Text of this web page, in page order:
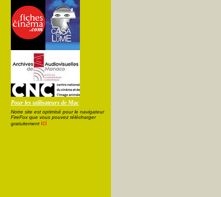
Pour les utilisateurs de Mac
Notre site est optimisé pour le navigateur
FireFox que vous pouvez télécharger
gratuitement ici